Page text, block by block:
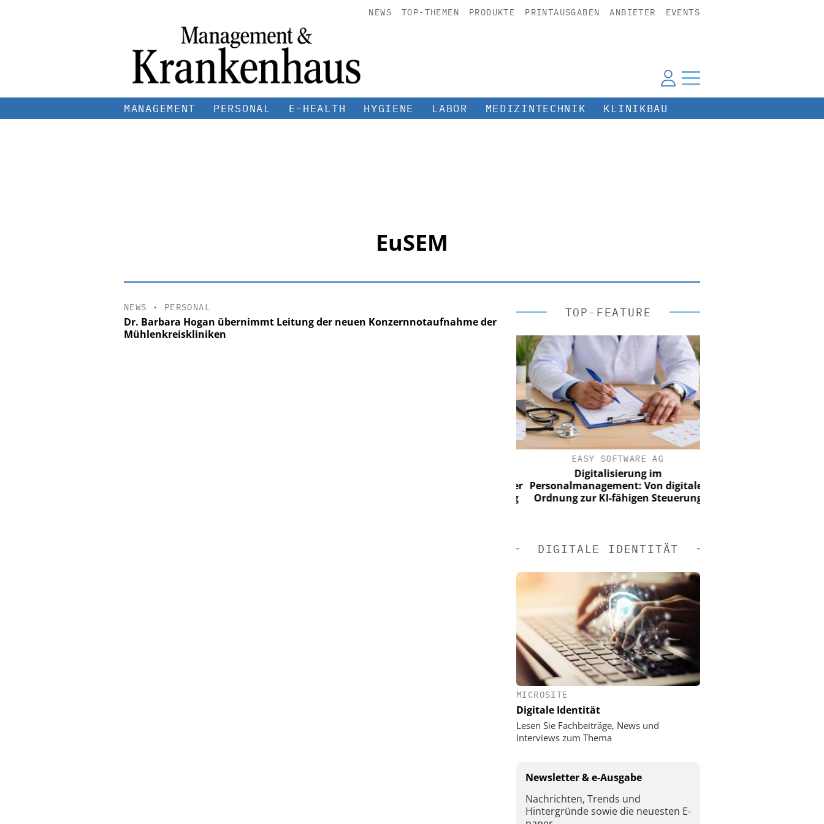
NEWS TOP-THEMEN PRODUKTE PRINTAUSGABEN ANBIETER EVENTS
MANAGEMENT PERSONAL E-HEALTH HYGIENE LABOR MEDIZINTECHNIK KLINIKBAU
EuSEM
NEWS • PERSONAL
Dr. Barbara Hogan übernimmt Leitung der neuen Konzernnotaufnahme der
Mühlenkreiskliniken
TOP-FEATURE
EASY SOFTWARE AG
Digitalisierung im
Personalmanagement: Von digitaler
Ordnung zur KI-fähigen Steuerung
DIGITALE IDENTITÄT
MICROSITE
Digitale Identität
Lesen Sie Fachbeiträge, News und
Interviews zum Thema
Newsletter & e-Ausgabe
Nachrichten, Trends und
Hintergründe sowie die neuesten E-